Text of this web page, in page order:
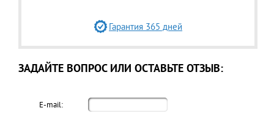
Гарантия 365 дней
ЗАДАЙТЕ ВОПРОС ИЛИ ОСТАВЬТЕ ОТЗЫВ:
E-mail: